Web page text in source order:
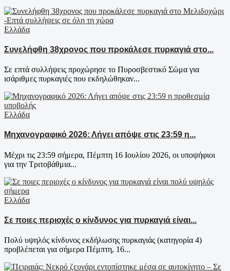
Ελλάδα
Συνελήφθη 38χρονος που προκάλεσε πυρκαγιά στο...
Σε επτά συλλήψεις προχώρησε το Πυροσβεστικό Σώμα για
ισάριθμες πυρκαγιές που εκδηλώθηκαν...
Ελλάδα
Μηχανογραφικό 2026: Λήγει απόψε στις 23:59 η...
Μέχρι τις 23:59 σήμερα, Πέμπτη 16 Ιουλίου 2026, οι υποψήφιοι
για την Τριτοβάθμια...
Ελλάδα
Σε ποιες περιοχές ο κίνδυνος για πυρκαγιά είναι...
Πολύ υψηλός κίνδυνος εκδήλωσης πυρκαγιάς (κατηγορία 4)
προβλέπεται για σήμερα Πέμπτη, 16...